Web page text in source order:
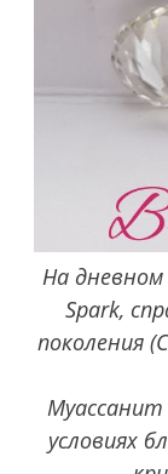
На
Spark,
поколения
условиях